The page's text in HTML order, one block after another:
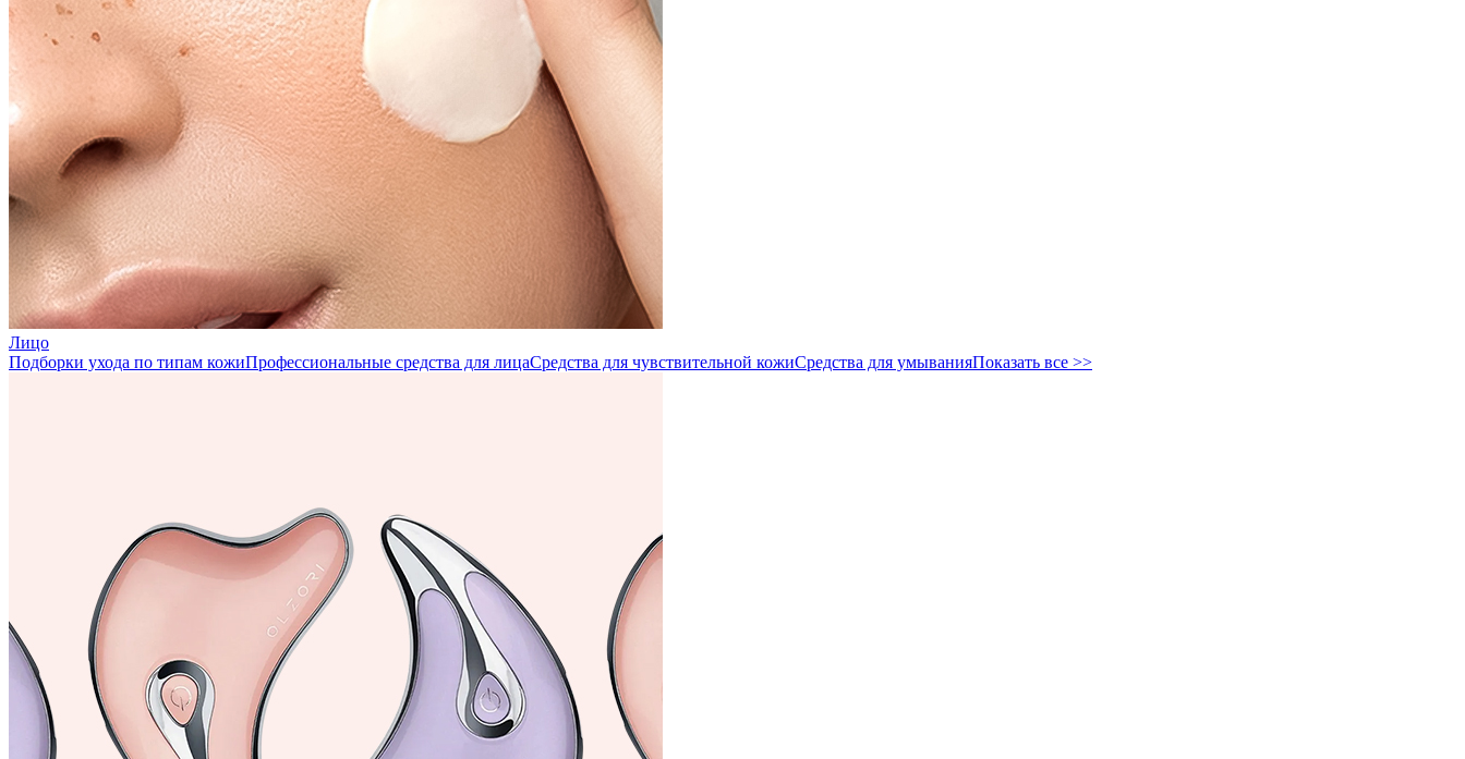
Лицо
Подборки ухода по типам кожиПрофессиональные средства для лицаСредства для чувствительной кожиСредства для умыванияПоказать все >>